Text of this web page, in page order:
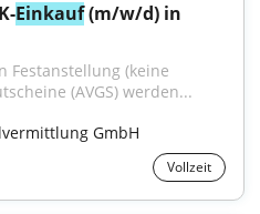
Einkauf (m/w/d) in
Festanstellung (keine
(AVGS) werden...
GmbH
Vollzeit